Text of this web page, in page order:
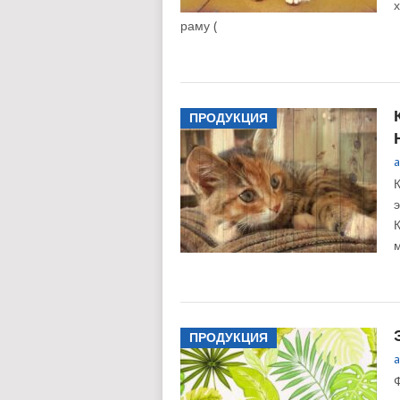
раму (
ПРОДУКЦИЯ
ПРОДУКЦИЯ